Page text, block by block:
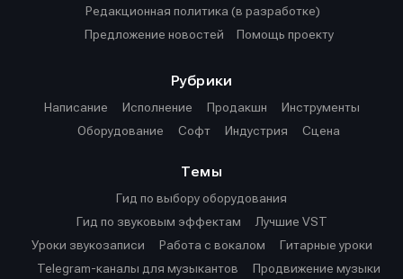
Редакционная политика (в разработке)
Предложение новостей
Помощь проекту
Рубрики
Написание
Исполнение Продакшн
Инструменты
Оборудование
Софт Индустрия Сцена
Темы
Гид по выбору оборудования
Гид по звуковым эффектам
Лучшие VST
Уроки звукозаписи
Работа с вокалом
Гитарные уроки
Telegram-каналы для музыкантов
Продвижение музыки